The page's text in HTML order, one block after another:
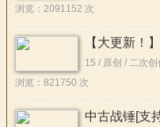
浏览：2091152 次
15 / 原创 / 二次
浏览：821750 次